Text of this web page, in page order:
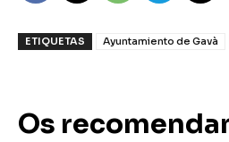
ETIQUETAS Ayuntamiento de Gavà
Os